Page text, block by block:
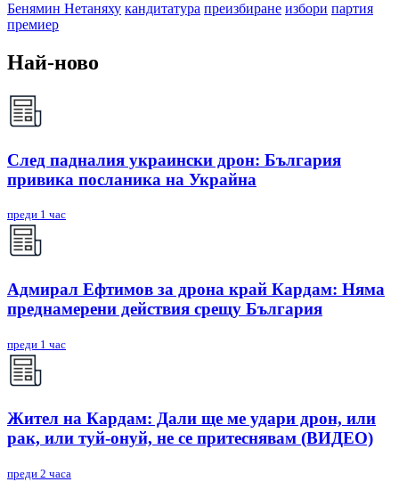
Бенямин Нетаняху кандитатура преизбиране избори партия
премиер
Най-ново
След падналия украински дрон: България
привика посланика на Украйна
преди 1 час
Адмирал Ефтимов за дрона край Кардам: Няма
преднамерени действия срещу България
преди 1 час
Жител на Кардам: Дали ще ме удари дрон, или
рак, или туй-онуй, не се притеснявам (ВИДЕО)
преди 2 часа